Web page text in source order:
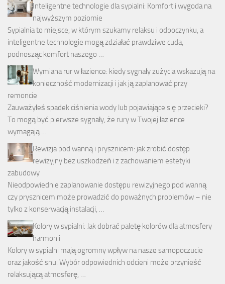
Inteligentne technologie dla sypialni: Komfort i wygoda na
najwyższym poziomie
Sypialnia to miejsce, w którym szukamy relaksu i odpoczynku, a
inteligentne technologie mogą zdziałać prawdziwe cuda,
podnosząc komfort naszego …
Wymiana rur w łazience: kiedy sygnały zużycia wskazują na
konieczność modernizacji i jak ją zaplanować przy
remoncie
Zauważyłeś spadek ciśnienia wody lub pojawiające się przecieki?
To mogą być pierwsze sygnały, że rury w Twojej łazience
wymagają …
Rewizja pod wanną i prysznicem: jak zrobić dostęp
rewizyjny bez uszkodzeń i z zachowaniem estetyki
zabudowy
Nieodpowiednie zaplanowanie dostępu rewizyjnego pod wanną
czy prysznicem może prowadzić do poważnych problemów – nie
tylko z konserwacją instalacji, …
Kolory w sypialni: Jak dobrać paletę kolorów dla atmosfery
harmonii
Kolory w sypialni mają ogromny wpływ na nasze samopoczucie
oraz jakość snu. Wybór odpowiednich odcieni może przynieść
relaksującą atmosferę, …